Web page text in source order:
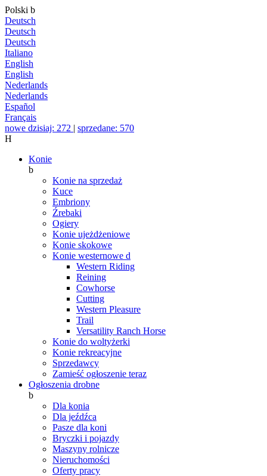
Polski b
Deutsch
Deutsch
Deutsch
Italiano
English
English
Nederlands
Nederlands
Español
Français
nowe dzisiaj: 272 | sprzedane: 570
H
Konie
b
Konie na sprzedaż
Kuce
Embriony
Źrebaki
Ogiery
Konie ujeżdżeniowe
Konie skokowe
Konie westernowe d
Western Riding
Reining
Cowhorse
Cutting
Western Pleasure
Trail
Versatility Ranch Horse
Konie do woltyżerki
Konie rekreacyjne
Sprzedawcy
Zamieść ogłoszenie teraz
Ogłoszenia drobne
b
Dla konia
Dla jeźdźca
Pasze dla koni
Bryczki i pojazdy
Maszyny rolnicze
Nieruchomości
Oferty pracy